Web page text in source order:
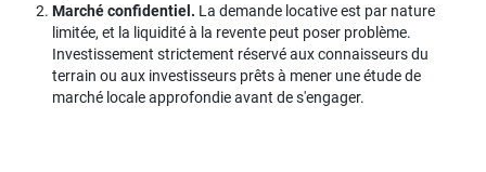
Marché confidentiel. La demande locative est par nature
limitée, et la liquidité à la revente peut poser problème.
Investissement strictement réservé aux connaisseurs du
terrain ou aux investisseurs prêts à mener une étude de
marché locale approfondie avant de s'engager.